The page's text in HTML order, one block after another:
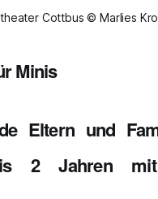
Cottbus © Marlies
Minis
Eltern und
2 Jahren